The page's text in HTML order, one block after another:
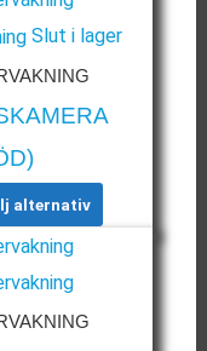
Slut i lager
alternativ
här